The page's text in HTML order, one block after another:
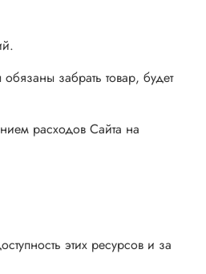
забрать товар, будет
расходов Сайта на
этих ресурсов и за